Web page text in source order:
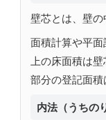
壁芯とは、壁の
面積計算や平
上の床面積は
部分の登記面積
内法（うちの